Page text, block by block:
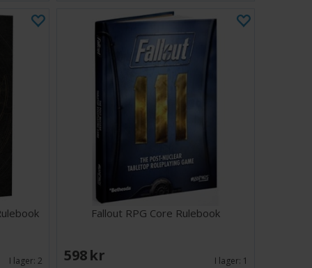
I lager:2
Fallout RPG Core Rulebook
598 SEK I lager: 1